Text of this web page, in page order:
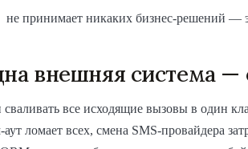
не принимает никаких бизнес-решений —
внешняя система —
сваливать все исходящие вызовы в один
аут ломает всех, смена SMS-провайдера